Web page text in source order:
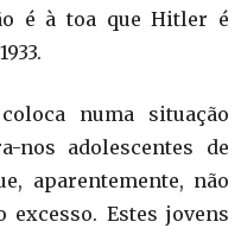
é à toa que Hitler é
numa situação
nos adolescentes de
aparentemente, não
Estes jovens